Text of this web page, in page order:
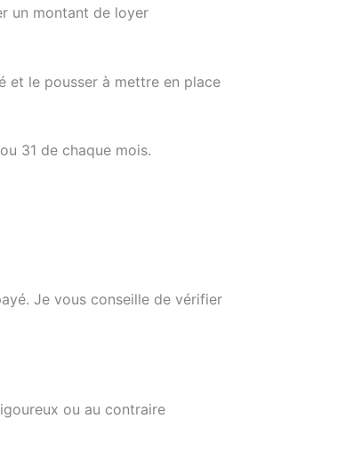
un montant de loyer
et le pousser à mettre en place
31 de chaque mois.
Je vous conseille de vérifier
ou au contraire